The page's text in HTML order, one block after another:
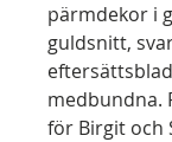
pärmdekor i
guldsnitt,
medbundna.
för Birgit och